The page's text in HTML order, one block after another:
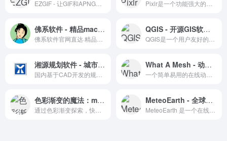
佛系软件 - 精品mac破解软件分享 QGIS - 开源GIS软件的卓越选择
湘源规划软件 - 城市规划设计软件专家 What A Mesh - 动态渐变背景生成器
色彩渐变的魔法：mcg.mbitson.com 探索 MeteoEarth - 全球天气预报与三维动态效果